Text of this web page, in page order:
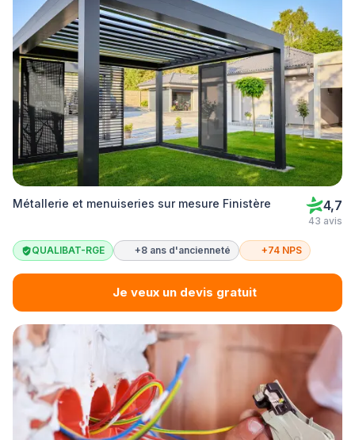
Métallerie et menuiseries sur mesure Finistère 4,7
43 avis
QUALIBAT-RGE +8 ans d'ancienneté +74 NPS
Je veux un devis gratuit